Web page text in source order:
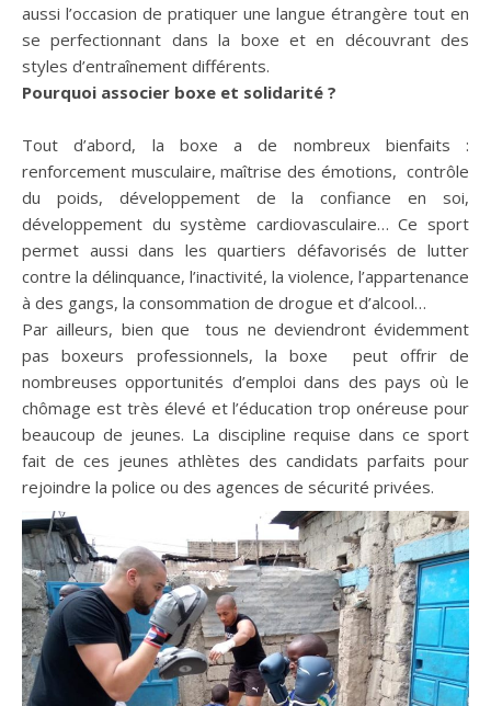
aussi l’occasion de pratiquer une langue étrangère tout en
se perfectionnant dans la boxe et en découvrant des
styles d’entraînement différents.
Pourquoi associer boxe et solidarité ?
Tout d’abord, la boxe a de nombreux bienfaits :
renforcement musculaire, maîtrise des émotions, contrôle
du poids, développement de la confiance en soi,
développement du système cardiovasculaire… Ce sport
permet aussi dans les quartiers défavorisés de lutter
contre la délinquance, l’inactivité, la violence, l’appartenance
à des gangs, la consommation de drogue et d’alcool…
Par ailleurs, bien que tous ne deviendront évidemment
pas boxeurs professionnels, la boxe peut offrir de
nombreuses opportunités d’emploi dans des pays où le
chômage est très élevé et l’éducation trop onéreuse pour
beaucoup de jeunes. La discipline requise dans ce sport
fait de ces jeunes athlètes des candidats parfaits pour
rejoindre la police ou des agences de sécurité privées.